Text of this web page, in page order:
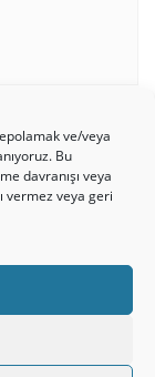
ve/veya
Bu
davranışı veya
vermez veya geri
Dersleri